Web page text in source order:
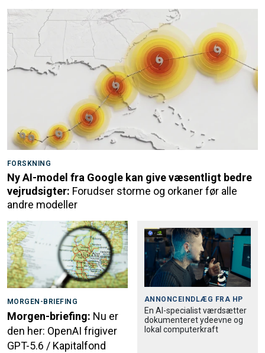
FORSKNING
Ny AI-model fra Google kan give væsentligt bedre
vejrudsigter: Forudser storme og orkaner før alle
andre modeller
MORGEN-BRIEFING
Morgen-briefing: Nu er
den her: OpenAI frigiver
GPT-5.6 / Kapitalfond
ANNONCEINDLÆG FRA HP
En AI-specialist værdsætter
dokumenteret ydeevne og
lokal computerkraft